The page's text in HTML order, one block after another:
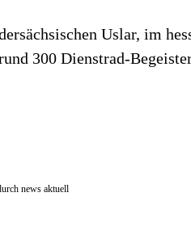
Uslar, im
300 Dienstrad-
news aktuell